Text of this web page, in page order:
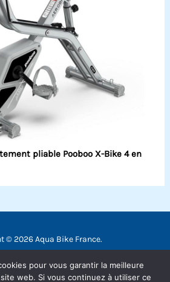
pliable Pooboo X-Bike 4 en
© 2026 Aqua Bike France.
Contact
Mentions légales
pour vous garantir la meilleure
web. Si vous continuez à utiliser ce